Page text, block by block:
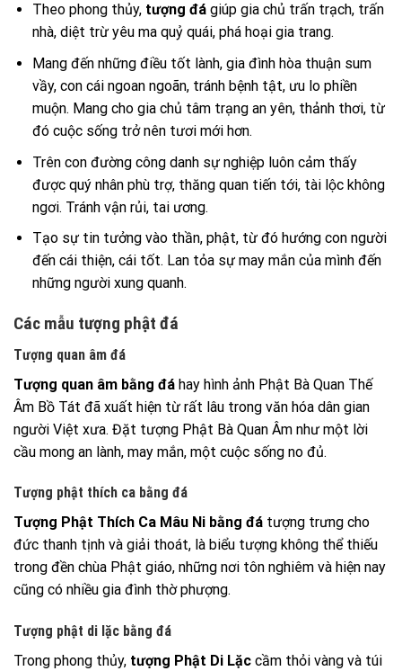
Theo phong thủy, tượng đágiúp gia chủ trấn trạch, trấn
nhà, diệt trừ yêu ma quỷ quái, phá hoại gia trang.
Mang đến những điều tốt lành, gia đình hòa thuận sum
vầy, con cái ngoan ngoãn, tránh bệnh tật, ưu lo phiền
muộn. Mang cho gia chủ tâm trạng an yên, thảnh thơi, từ
đó cuộc sống trở nên tươi mới hơn.
Trên con đường công danh sự nghiệp luôn cảm thấy
được quý nhân phù trợ, thăng quan tiến tới, tài lộc không
ngơi. Tránh vận rủi, tai ương.
Tạo sự tin tưởng vào thần, phật, từ đó hướng con người
đến cái thiện, cái tốt. Lan tỏa sự may mắn của mình đến
những người xung quanh.
Các mẫu tượng phật đá
Tượng quan âm đá
Tượng quan âm bằng đá hay hình ảnh Phật Bà Quan Thế
Âm Bồ Tát đã xuất hiện từ rất lâu trong văn hóa dân gian
người Việt xưa. Đặt tượng Phật Bà Quan Âm như một lời
cầu mong an lành, may mắn, một cuộc sống no đủ.
Tượng phật thích ca bằng đá
Tượng Phật Thích Ca Mâu Ni bằng đá tượng trưng cho
đức thanh tịnh và giải thoát, là biểu tượng không thể thiếu
trong đền chùa Phật giáo, những nơi tôn nghiêm và hiện nay
cũng có nhiều gia đình thờ phượng.
Tượng phật di lặc bằng đá
Trong phong thủy, tượng Phật Di Lặc cầm thỏi vàng và túi